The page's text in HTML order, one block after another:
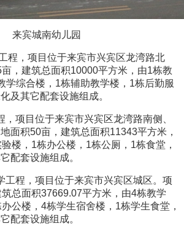
来宾城南幼儿园
程，项目位于来宾市兴宾区龙湾路北
， 建筑总面积10000平方米， 由1栋教
学综合楼 ，1栋辅助教学楼 ，1栋后勤服
及其它配套设施组成。
项目位于来宾市兴宾区龙湾路南侧、
面积50亩， 建筑总面积11343平方米，
验楼 ，1栋办公楼 ，1栋公厕 ，1栋食堂 ，
配套设施组成。
程，项目位于来宾市兴宾区城区。 项
总面积37669.07平方米，由4栋教学
公楼，4栋学生宿舍楼 ，1栋学生食堂，
配套设施组成。